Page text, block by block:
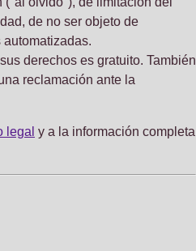
de no ser objeto de
derechos es gratuito. También
reclamación ante la
legal y a la información completa